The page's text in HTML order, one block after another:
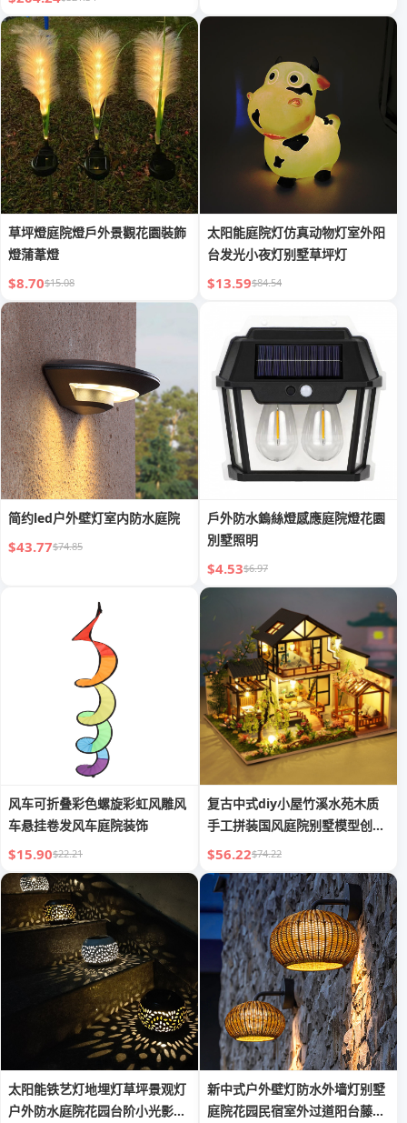
草坪燈庭院燈戶外景觀花園裝飾
燈蒲葦燈
$8.70$15.08
太阳能庭院灯仿真动物灯室外阳
台发光小夜灯别墅草坪灯
$13.59$84.54
简约led户外壁灯室内防水庭院
$43.77$74.85
戶外防水鎢絲燈感應庭院燈花園
別墅照明
$4.53$6.97
风车可折叠彩色螺旋彩虹风雕风
车悬挂卷发风车庭院装饰
$15.90$22.21
复古中式diy小屋竹溪水苑木质
手工拼装国风庭院别墅模型创意
礼物
$56.22$74.22
太阳能铁艺灯地埋灯草坪景观灯
户外防水庭院花园台阶小光影氛
新中式户外壁灯防水外墙灯别墅
庭院花园民宿室外过道阳台藤艺